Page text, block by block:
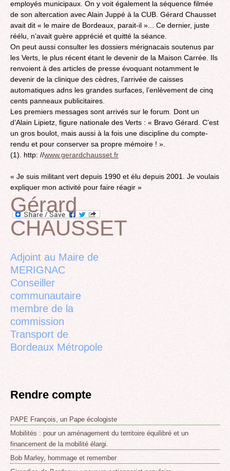
employés municipaux. On y voit également la séquence filmée
de son altercation avec Alain Juppé à la CUB. Gérard Chausset
avait dit « le maire de Bordeaux, parait-il »... Ce dernier, juste
réélu, n’avait guère apprécié et quitté la séance.
On peut aussi consulter les dossiers mérignacais soutenus par
les Verts, le plus récent étant le devenir de la Maison Carrée. Ils
renvoient à des articles de presse évoquant notamment le
devenir de la clinique des cèdres, l’arrivée de caisses
automatiques adns les grandes surfaces, l’enlèvement de cinq
cents panneaux publicitaires.
Les premiers messages sont arrivés sur le forum. Dont un
d’Alain Lipietz, figure nationale des Verts : « Bravo Gérard. C’est
un gros boulot, mais aussi à la fois une discipline du compte-
rendu et pour conserver sa propre mémoire ! ».
(1). http: //www.gerardchausset.fr
« Je suis militant vert depuis 1990 et élu depuis 2001. Je voulais
expliquer mon activité pour faire réagir »
Back
to
Gérard
CHAUSSET
Adjoint au Maire de
MERIGNAC
Conseiller
communautaire
membre de la
commission
Transport de
Bordeaux Métropole
Rendre compte
PAPE François, un Pape écologiste
Mobilités : pour un aménagement du territoire équilibré et un
financement de la mobilité élargi.
Bob Marley, hommage et remember